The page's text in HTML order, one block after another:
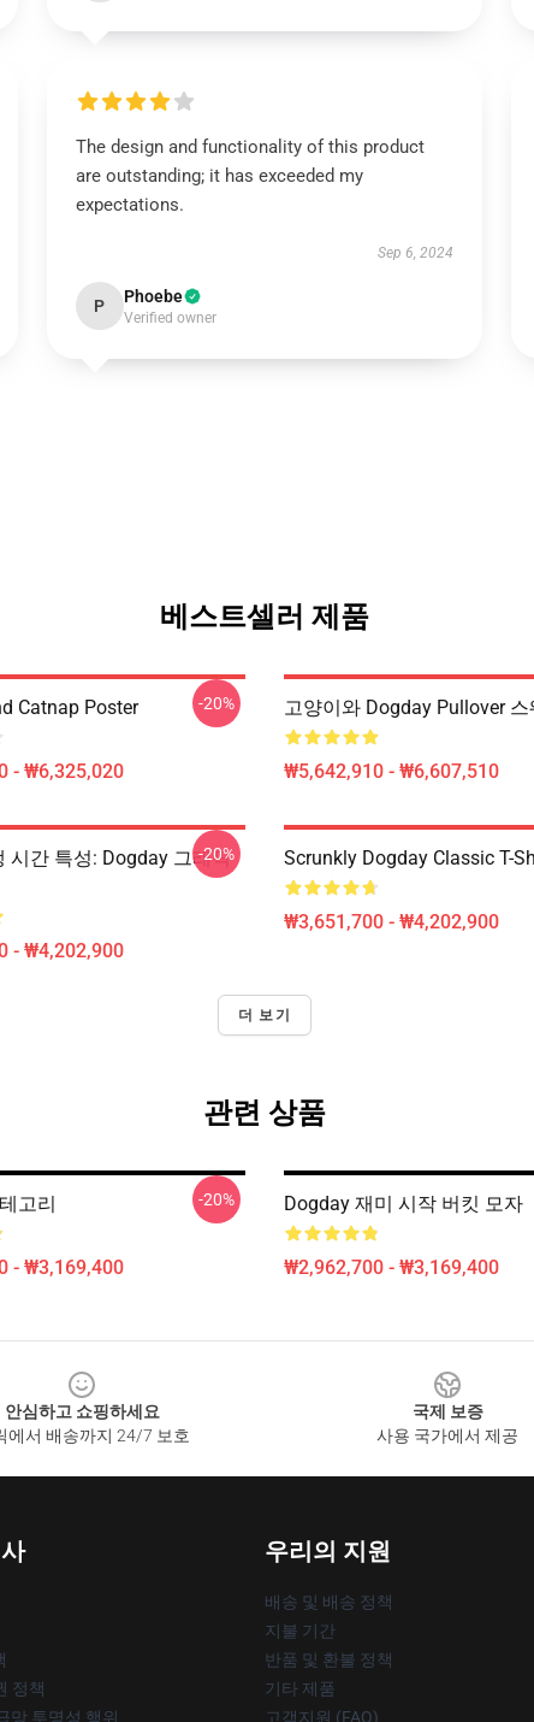
The design and functionality of this product
are outstanding; it has exceeded my
expectations.
Sep 6, 2024
P Phoebe
Verified owner
베스트셀러 제품
Catnap Poster
- ₩6,325,020
-20% 고양이와 Dogday Pullover
₩5,642,910 - ₩6,607,510
시간 특성: Dogday 그래픽
- ₩4,202,900
-20% Scrunkly Dogday Classic T-
₩3,651,700 - ₩4,202,900
더 보기
관련 상품
고리
- ₩3,169,400
-20% Dogday 재미 시작 버킷 모자
₩2,962,700 - ₩3,169,400
안심하고 쇼핑하세요
에서 배송까지 24/7 보호
국제 보증
사용 국가에서 제공
정책
망 투명성 행위
우리의 지원
배송 및 배송 정책
지불 기간
반품 및 환불 정책
기타 제품
고객지원 (FAQ)